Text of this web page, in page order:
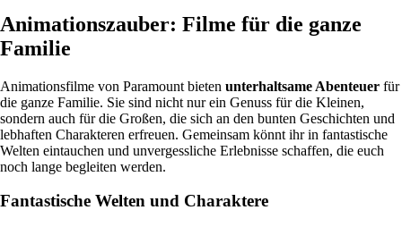
Animationszauber: Filme für die ganze
Familie
Animationsfilme von Paramount bieten unterhaltsame Abenteuer für
die ganze Familie. Sie sind nicht nur ein Genuss für die Kleinen,
sondern auch für die Großen, die sich an den bunten Geschichten und
lebhaften Charakteren erfreuen. Gemeinsam könnt ihr in fantastische
Welten eintauchen und unvergessliche Erlebnisse schaffen, die euch
noch lange begleiten werden.
Fantastische Welten und Charaktere